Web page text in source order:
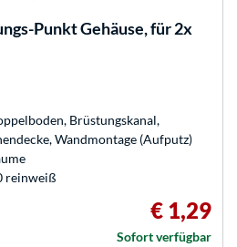
Punkt Gehäuse, für 2x
Brüstungskanal,
Wandmontage (Aufputz)
reinweiß
€ 1,29
Sofort verfügbar